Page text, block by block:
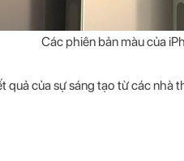
Các phiên bản màu của
quả của sự sáng tạo từ các